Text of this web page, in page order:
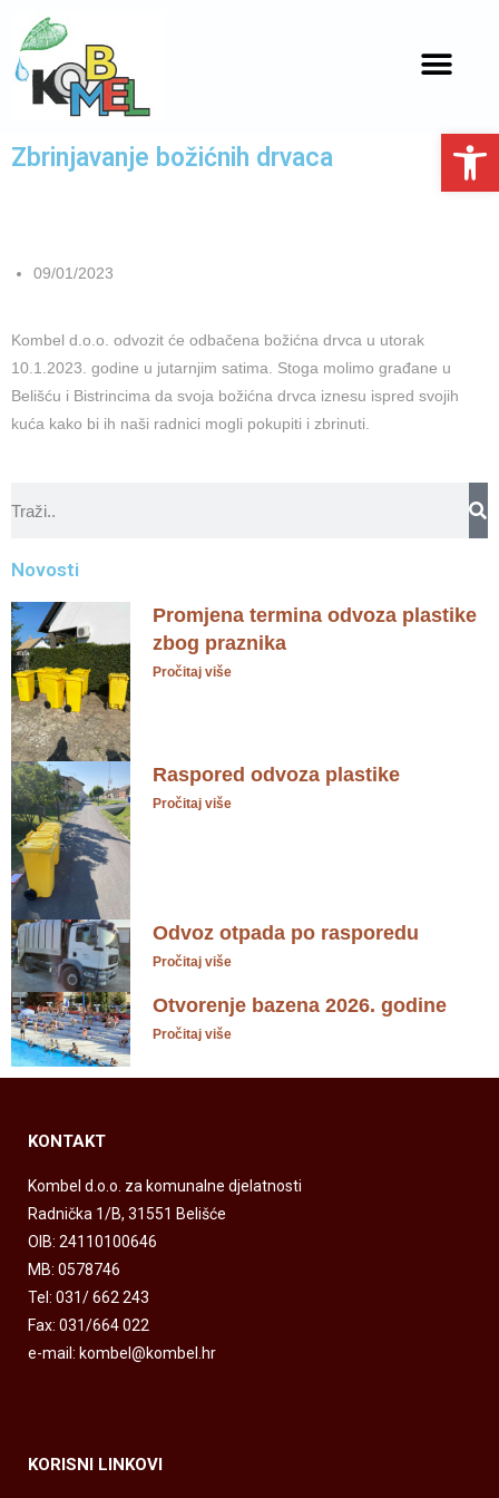
Open toolbar
Zbrinjavanje božićnih drvaca
09/01/2023
Kombel d.o.o. odvozit će odbačena božićna drvca u utorak
10.1.2023. godine u jutarnjim satima. Stoga molimo građane u
Belišću i Bistrincima da svoja božićna drvca iznesu ispred svojih
kuća kako bi ih naši radnici mogli pokupiti i zbrinuti.
Novosti
Promjena termina odvoza plastike
zbog praznika
Pročitaj više
Raspored odvoza plastike
Pročitaj više
Odvoz otpada po rasporedu
Pročitaj više
Otvorenje bazena 2026. godine
Pročitaj više
KONTAKT
Kombel d.o.o. za komunalne djelatnosti
Radnička 1/B, 31551 Belišće
OIB: 24110100646
MB: 0578746
Tel: 031/ 662 243
Fax: 031/664 022
e-mail: kombel@kombel.hr
KORISNI LINKOVI